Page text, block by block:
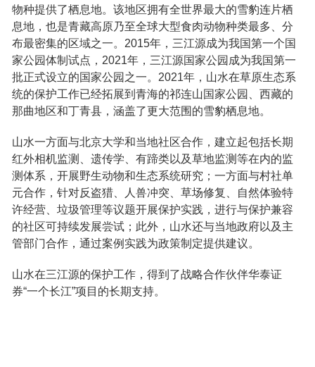
物种提供了栖息地。该地区拥有全世界最大的雪豹连片栖
息地，也是青藏高原乃至全球大型食肉动物种类最多、分
布最密集的区域之一。2015年，三江源成为我国第一个国
家公园体制试点，2021年，三江源国家公园成为我国第一
批正式设立的国家公园之一。2021年，山水在草原生态系
统的保护工作已经拓展到青海的祁连山国家公园、西藏的
那曲地区和丁青县，涵盖了更大范围的雪豹栖息地。
山水一方面与北京大学和当地社区合作，建立起包括长期
红外相机监测、遗传学、有蹄类以及草地监测等在内的监
测体系，开展野生动物和生态系统研究；一方面与村社单
元合作，针对反盗猎、人兽冲突、草场修复、自然体验特
许经营、垃圾管理等议题开展保护实践，进行与保护兼容
的社区可持续发展尝试；此外，山水还与当地政府以及主
管部门合作，通过案例实践为政策制定提供建议。
山水在三江源的保护工作，得到了战略合作伙伴华泰证
券“一个长江”项目的长期支持。